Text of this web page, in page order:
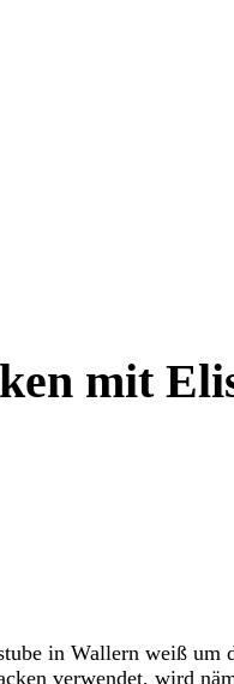
mit
in Wallern weiß
verwendet, wird